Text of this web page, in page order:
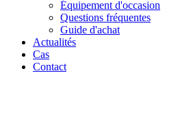
Équipement d'occasion
Questions fréquentes
Guide d'achat
Actualités
Cas
Contact